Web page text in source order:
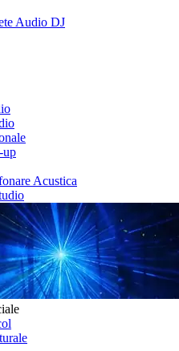
Audio DJ
up
Acustica